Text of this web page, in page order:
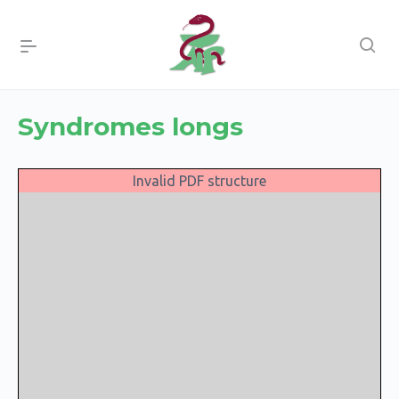
Syndromes longs
Invalid PDF structure